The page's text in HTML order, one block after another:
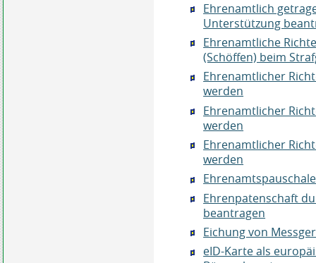
Ehrenamtlich
Unterstützung
Ehrenamtliche
(Schöffen) beim
Ehrenamtlicher
werden
Ehrenamtlicher
werden
Ehrenamtlicher
werden
Ehrenpatenschaft
beantragen
Eichung von
eID-Karte als